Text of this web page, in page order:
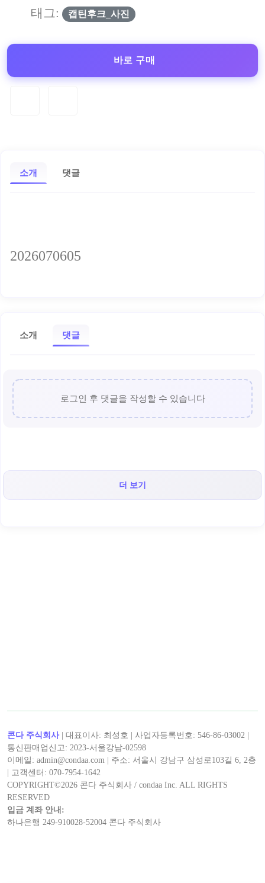
태그: 캡틴후크_사진
바로 구매
소개 댓글
2026070605
소개 댓글
로그인 후 댓글을 작성할 수 있습니다
더 보기
콘다 주식회사| 대표이사: 최성호 | 사업자등록번호: 546-86-03002 |
통신판매업신고: 2023-서울강남-02598
이메일: admin@condaa.com | 주소: 서울시 강남구 삼성로103길 6, 2층
| 고객센터: 070-7954-1642
COPYRIGHT©2026 콘다 주식회사 / condaa Inc. ALL RIGHTS
RESERVED
입금 계좌 안내:
하나은행 249-910028-52004 콘다 주식회사